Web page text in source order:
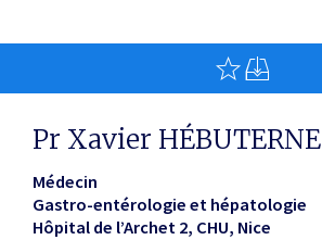
Pr Xavier HÉBUTERNE
Médecin
Gastro-entérologie et hépatologie
Hôpital de l’Archet 2, CHU Nice